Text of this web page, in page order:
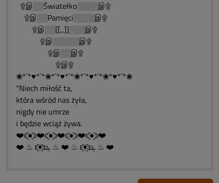
۩இ░░Światełko░░░░இ۩
۩இ░░Pamięci░░░░இ۩
۩இ░░[[,,]]░░░இ۩
۩இ░░░░░இ۩
۩இ░░இ۩
۩இ۩
❀*¯*♥*¯*❀*¯*♥*¯*❀*¯*♥*¯*❀*♥*¯*❀
"Niech miłość ta,
która wśród nas żyła,
nigdy nie umrze
i będzie wciąż żywa.
❤️ͼ̮̑●̮̑ͽ❤️ͼ̮̑●̮̑ͽ❤️ͼ̮̑●̮̑ͽ❤️ͼ̮̑●̮̑ͽ❤️
❤️ ♨ ԑ̮̑♦̮̑ɜܓ ♨ ❤️ ♨ ԑ̮̑♦̮̑ɜܓ ♨ ❤️